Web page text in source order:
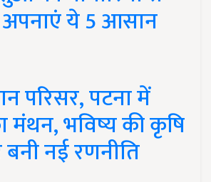
ये 5 आसान
परिसर, पटना में
मंथन, भविष्य की कृषि
नई रणनीति